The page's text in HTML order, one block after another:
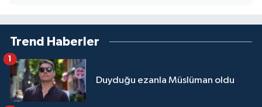
Trend Haberler
Duyduğu ezanla Müslüman oldu
1